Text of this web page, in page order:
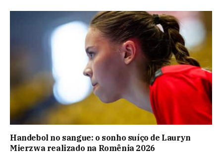
Handebol no sangue: o sonho suíço de Lauryn
Mierzwa realizado na Romênia 2026